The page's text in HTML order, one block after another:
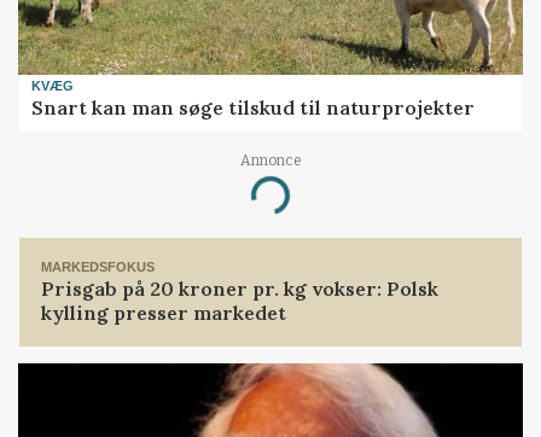
KVÆG
Snart kan man søge tilskud til naturprojekter
Annonce
Loading...
MARKEDSFOKUS
Prisgab på 20 kroner pr. kg vokser: Polsk
kylling presser markedet